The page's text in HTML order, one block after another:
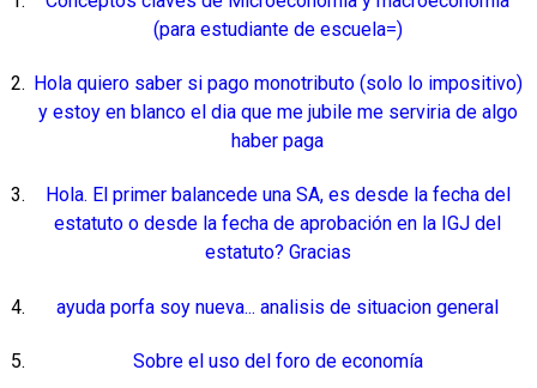
(para estudiante de escuela=)
Hola quiero saber si pago monotributo (solo lo impositivo)
y estoy en blanco el dia que me jubile me serviria de algo
haber paga
Hola. El primer balancede una SA, es desde la fecha del
estatuto o desde la fecha de aprobación en la IGJ del
estatuto? Gracias
ayuda porfa soy nueva... analisis de situacion general
Sobre el uso del foro de economía